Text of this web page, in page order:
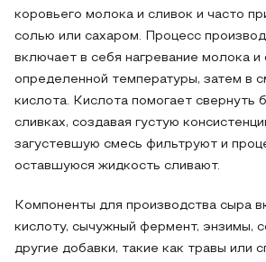
коровьего молока и сливок и часто
солью или сахаром. Процесс
включает в себя нагревание молока и
определенной температуры, затем в
кислота. Кислота помогает свернуть
сливках, создавая густую
загустевшую смесь фильтруют и
оставшуюся жидкость сливают.
Компоненты для производства сыра
кислоту, сычужный фермент, энзимы,
другие добавки, такие как травы или